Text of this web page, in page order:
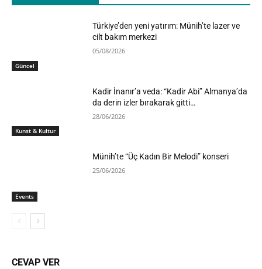
Güncel
Türkiye’den yeni yatırım: Münih’te lazer ve
cilt bakım merkezi
05/08/2026
Kunst & Kultur
Kadir İnanır’a veda: “Kadir Abi” Almanya’da
da derin izler bırakarak gitti…
28/06/2026
Events
Münih’te “Üç Kadın Bir Melodi” konseri
25/06/2026
CEVAP VER